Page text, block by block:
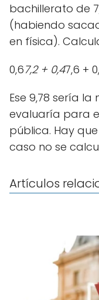
bachillerato de
(habiendo
en física).
0,67,2 + 0,47,6 +
Ese 9,78 sería
evaluaría para
pública. Hay
caso no se
Artículos